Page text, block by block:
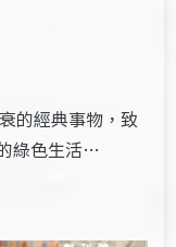
的經典事物，致
綠色生活…